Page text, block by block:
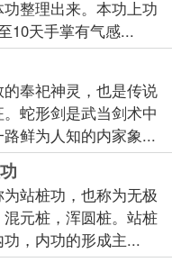
整理出来。本功上功
10天手掌有气感...
奉祀神灵，也是传说
蛇形剑是武当剑术中
鲜为人知的内家象...
站桩功，也称为无极
元桩，浑圆桩。站桩
，内功的形成主...